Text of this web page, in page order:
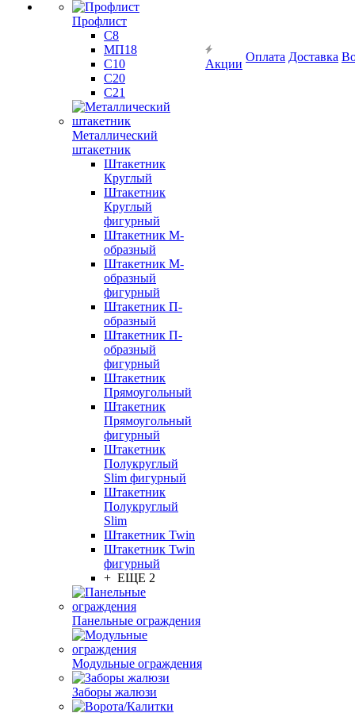
Профлист
С8
МП18
С10
С20
С21
Металлический
штакетник
Штакетник
Круглый
Штакетник
Круглый
фигурный
Штакетник М-
образный
Штакетник М-
образный
фигурный
Штакетник П-
образный
Штакетник П-
образный
фигурный
Штакетник
Прямоугольный
Штакетник
Прямоугольный
фигурный
Штакетник
Полукруглый
Slim фигурный
Штакетник
Полукруглый
Slim
Штакетник Twin
Штакетник Twin
фигурный
+ ЕЩЕ 2
Панельные ограждения
Модульные ограждения
Заборы жалюзи
Акции
Оплата Доставка